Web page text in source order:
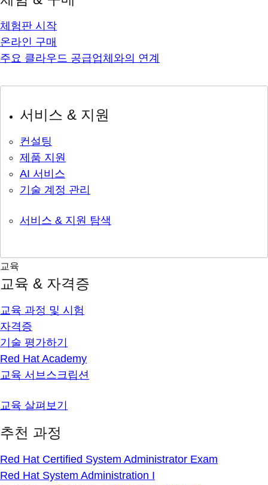
체험판 시작
온라인 구매
주요 클라우드 공급업체와의 연계
서비스 & 지원
컨설팅
제품 지원
AI 서비스
기술 계정 관리
서비스 & 지원 탐색
교육
교육 & 자격증
교육 과정 및 시험
자격증
기술 평가하기
Red Hat Academy
교육 서브스크립션
교육 살펴보기
추천 과정
Red Hat Certified System Administrator Exam
Red Hat System Administration I